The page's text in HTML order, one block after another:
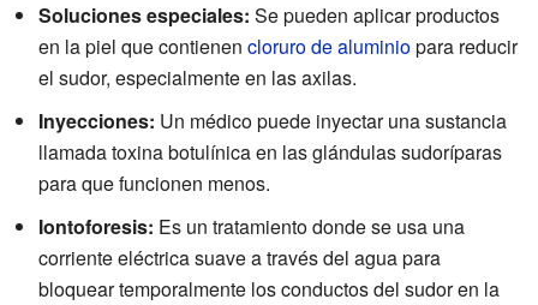
Soluciones especiales: Se pueden aplicar productos
en la piel que contienen cloruro de aluminiopara reducir
el sudor, especialmente en las axilas.
Inyecciones: Un médico puede inyectar una sustancia
llamada toxina botulínica en las glándulas sudoríparas
para que funcionen menos.
Iontoforesis: Es un tratamiento donde se usa una
corriente eléctrica suave a través del agua para
bloquear temporalmente los conductos del sudor en la